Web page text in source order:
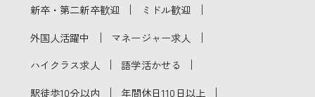
新卒・第二新卒歓迎 ｜ ミドル歓迎 ｜
外国人活躍中 ｜ マネージャー求人 ｜
ハイクラス求人 ｜ 語学活かせる ｜
駅徒歩10分以内 ｜ 年間休日110日以上 ｜